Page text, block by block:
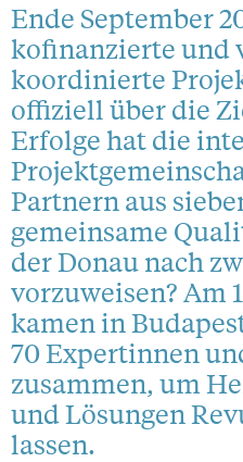
Ende September
kofinanzierte und
koordinierte
offiziell über die
Erfolge hat die
Partnern aus
gemeinsame
der Donau nach
vorzuweisen? Am
kamen in
70 Expertinnen
zusammen, um
und Lösungen
lassen.